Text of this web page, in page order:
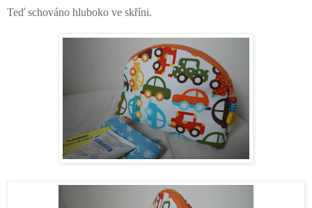
Teď schováno hluboko ve skříni.